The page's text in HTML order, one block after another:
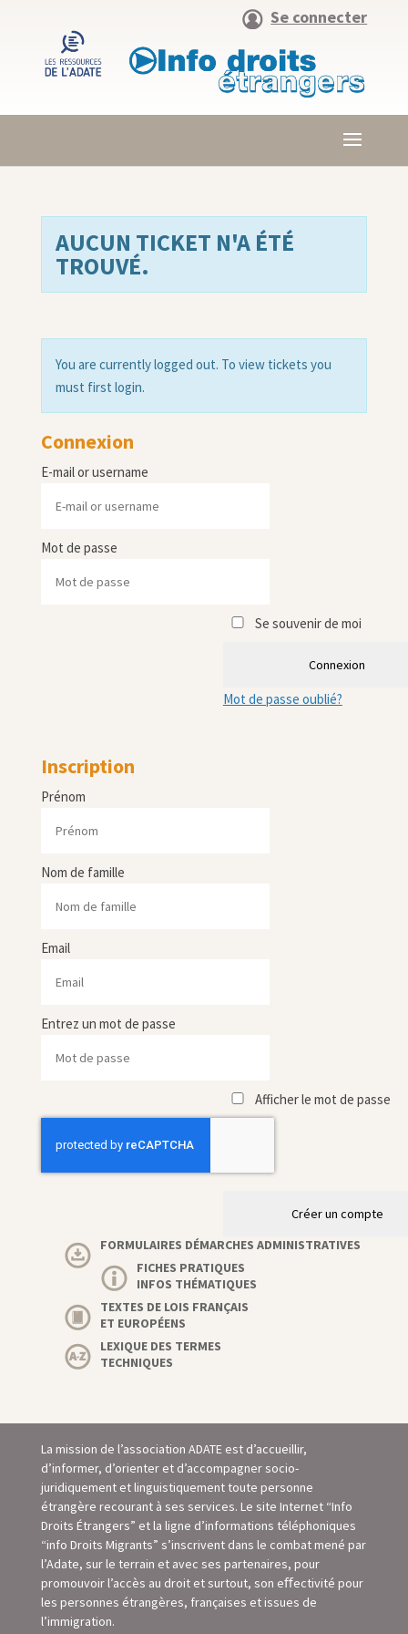
Se connecter
AUCUN TICKET N'A ÉTÉ
TROUVÉ.
You are currently logged out. To view tickets you
must first login.
Connexion
E-mail or username
Mot de passe
Se souvenir de moi
Connexion
Mot de passe oublié?
Inscription
Prénom
Nom de famille
Email
Entrez un mot de passe
Afficher le mot de passe
Créer un compte
FORMULAIRES DÉMARCHES ADMINISTRATIVES
FICHES PRATIQUES
INFOS THÉMATIQUES
TEXTES DE LOIS FRANÇAIS
ET EUROPÉENS
LEXIQUE DES TERMES
TECHNIQUES
La mission de l’association ADATE est d’accueillir,
d’informer, d’orienter et d’accompagner socio-
juridiquement et linguistiquement toute personne
étrangère recourant à ses services. Le site Internet “Info
Droits Étrangers” et la ligne d’informations téléphoniques
“info Droits Migrants” s’inscrivent dans le combat mené par
l’Adate, sur le terrain et avec ses partenaires, pour
promouvoir l’accès au droit et surtout, son eﬀectivité pour
les personnes étrangères, françaises et issues de
l’immigration.